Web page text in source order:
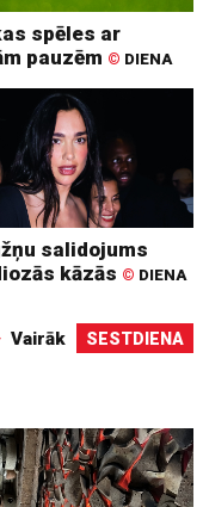
spēles ar
pauzēm © DIENA
salidojums
kāzās © DIENA
Vairāk SESTDIENA